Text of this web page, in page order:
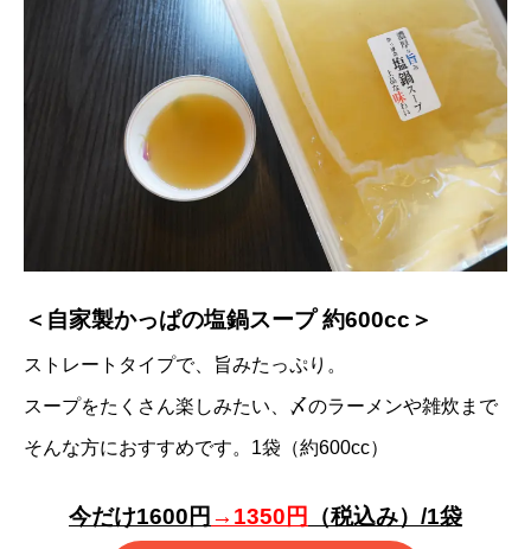
＜自家製かっぱの塩鍋スープ 約600cc＞
ストレートタイプで、旨みたっぷり。
スープをたくさん楽しみたい、〆のラーメンや雑炊まで
そんな方におすすめです。1袋（約600cc）
今だけ1600円 → 1350円 （税込み）/1袋